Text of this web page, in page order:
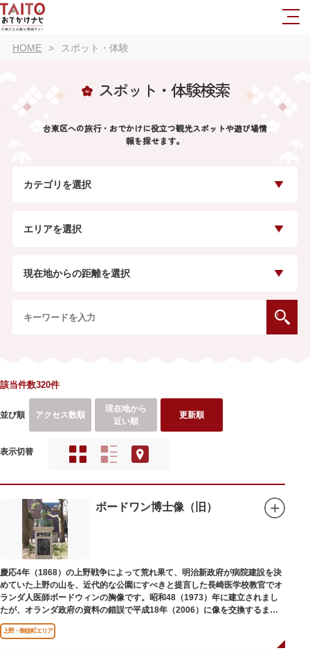
HOME スポット・体験
スポット・体験検索
台東区への旅行・おでかけに役立つ観光スポットや遊び場情
報を探せます。
カテゴリを選択
エリアを選択
現在地からの距離を選択
該当件数320件
並び順 アクセス数順
現在地から
近い順
更新順
表示切替
ボードワン博士像（旧）
慶応4年（1868）の上野戦争によって荒れ果て、明治新政府が病院建設を決
めていた上野の山を、近代的な公園にすべきと提言した長崎医学校教官でオ
ランダ人医師ボードウィンの胸像です。昭和48（1973）年に建立されまし
たが、オランダ政府の資料の錯誤で平成18年（2006）に像を交換するまで
は博士の弟の像でした。
上野・御徒町エリア